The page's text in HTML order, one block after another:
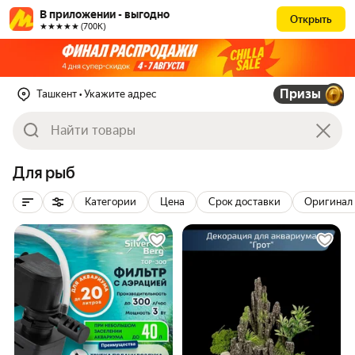
В приложении - выгодно
★★★★★ (700К)
Открыть
Ташкент • Укажите адрес Призы
Для рыб
Категории Цена Срок доставки Оригинал